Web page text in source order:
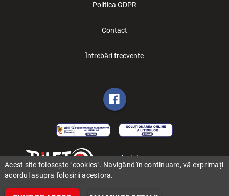
Politica GDPR
Contact
Întrebări frecvente
Copyright (C) 2006-2026 BILET.ro
Acest site folosește "cookies". Navigând în continuare, vă exprimați
acordul asupra folosirii acestora.